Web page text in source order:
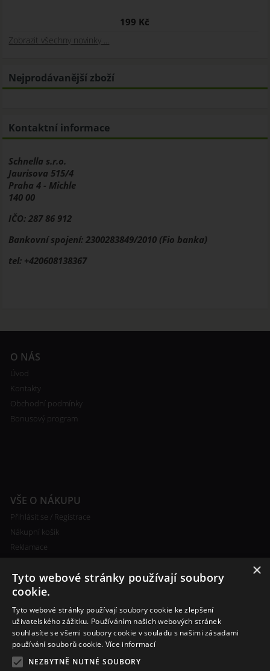
199 Kč
Zobrazit všechny novinky ...
Nejprodávanější zboží
Kontaktní informace
Schnella s.r.o.
Jaurisova 515/4
Praha 4 - Michle
140 00
IČO: 287 86 912
Bankovní spojení: 2300283849/2010 (Fio banka)
tel: +420608138367
O NÁS
Úvod
Kontakty
Obchodní podmínky
Bonusový program
VŠE O NÁKUPU
Přihlásit se / Registrace
Nákupní košík
Reklamace
Certifikáty
RYCHLÝ KONTAKT
+420 608 138 367
×
Tyto webové stránky používají soubory
cookie.
Tyto webové stránky používají soubory cookie ke zlepšení
uživatelského zážitku. Používáním našich webových stránek
souhlasíte se všemi soubory cookie v souladu s našimi zásadami
používání souborů cookie. Více informací
NEZBYTNĚ NUTNÉ SOUBORY